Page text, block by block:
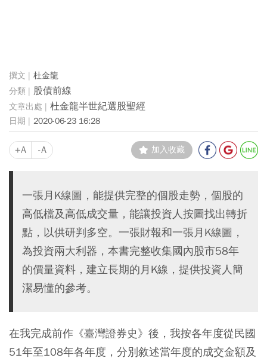
杜金龍
股債前線
杜金龍半世紀選股聖經
2020-06-23 16:28
+A -A 加入收藏
一張月K線圖，能提供完整的個股走勢，個股的
高低檔及高低成交量，能讓投資人按圖找出轉折
點，以供研判多空。一張財報和一張月K線圖，
為投資兩大利器，本書完整收集國內股市58年
的價量資料，建立長期的月K線，提供投資人簡
潔易懂的參考。
在我完成前作《臺灣證券史》後，我按各年度從民國
51年至108年各年度，分別敘述當年度的成交金額及